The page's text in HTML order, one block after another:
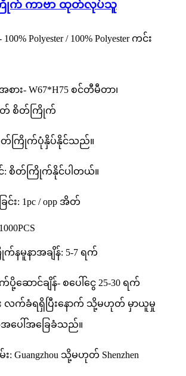
က် ကာဗာ ထုတ်လုပ်သူ
Polyester / 100% Polyester ကင်း
ား- W67*H75 စင်တီမီတာ၊
စိတ်ကြိုက်
တ်ကြိုက်ပုံနှိပ်နိုင်သည်။
: စိတ်ကြိုက်နိုင်ပါတယ်။
င်း: 1pc / opp အိတ်
နမူနာအချိန်: 5-7 ရက်
ဆောင်ချိန်- စပေါ်ငွေ 25-30 ရက်
လက်ခံရရှိပြီးနောက် သို့မဟုတ် မှာယူမှု
ပေါ်အခြေခံသည်။
Guangzhou သို့မဟုတ် Shenzhen